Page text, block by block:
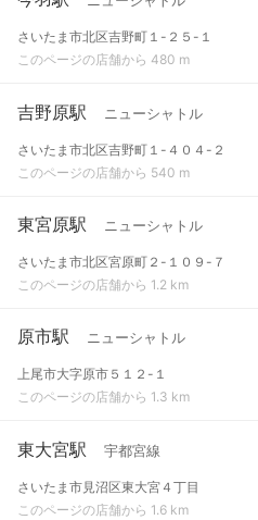
さいたま市北区吉野町１-２５-１
このページの店舗から 480 m
吉野原駅 ニューシャトル
さいたま市北区吉野町１-４０４-２
このページの店舗から 540 m
東宮原駅 ニューシャトル
さいたま市北区宮原町２-１０９-７
このページの店舗から 1.2 km
原市駅 ニューシャトル
上尾市大字原市５１２-１
このページの店舗から 1.3 km
東大宮駅 宇都宮線
さいたま市見沼区東大宮４丁目
このページの店舗から 1.6 km